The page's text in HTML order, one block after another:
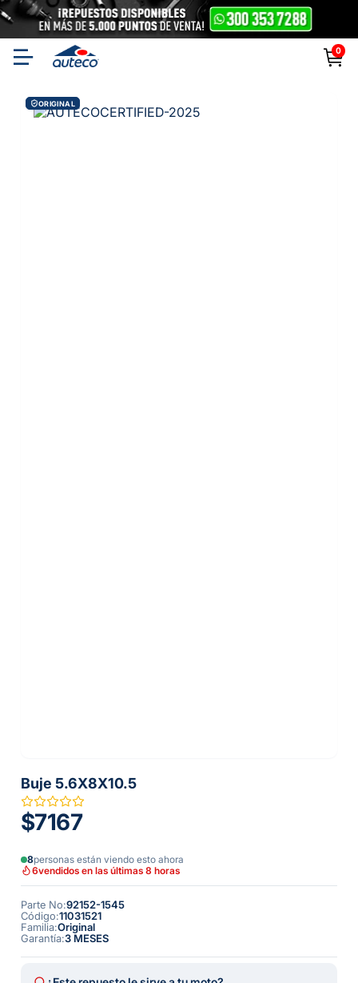
0
ORIGINAL
Buje 5.6X8X10.5
$7167
8personas están viendo esto ahora
6vendidos en las últimas 8 horas
Parte No:92152-1545
Código:11031521
Familia:Original
Garantía:3 MESES